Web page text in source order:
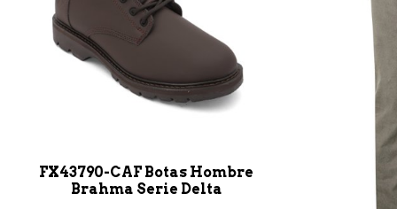
FX43790-CAF Botas Hombre
Brahma Serie Delta